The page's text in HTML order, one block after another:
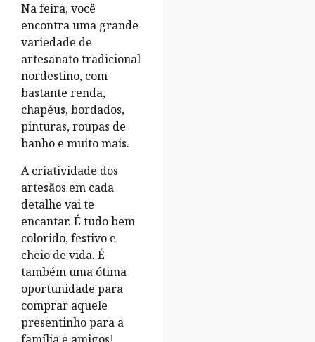
Na feira, você
encontra uma grande
variedade de
artesanato tradicional
nordestino, com
bastante renda,
chapéus, bordados,
pinturas, roupas de
banho e muito mais.
A criatividade dos
artesãos em cada
detalhe vai te
encantar. É tudo bem
colorido, festivo e
cheio de vida. É
também uma ótima
oportunidade para
comprar aquele
presentinho para a